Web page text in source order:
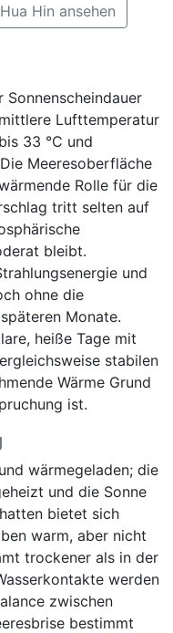
Hin ansehen
Lufttemperatur
33 °C und
Meeresoberfläche
Rolle für die
tritt selten auf
bleibt.
und
ohne die
Monate.
heiße Tage mit
stabilen
Wärme Grund
ist.
wärmegeladen; die
und die Sonne
bietet sich
warm, aber nicht
trockener als in der
werden
zwischen
bestimmt